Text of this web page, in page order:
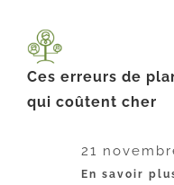
Ces erreurs de
qui coûtent cher
21
En savoir